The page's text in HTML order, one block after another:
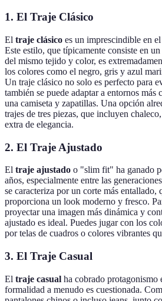
1. El Traje Clásico
El traje clásico es un imprescindible en
Este estilo, que típicamente consiste en
del mismo tejido y color, es
los colores como el negro, gris y azul
Un traje clásico no solo es perfecto para
también se puede adaptar a entornos más
una camiseta y zapatillas. Una opción
trajes de tres piezas, que incluyen
extra de elegancia.
2. El Traje Ajustado
El traje ajustado o "slim fit" ha ganado
años, especialmente entre las
se caracteriza por un corte más entallado,
proporciona un look moderno y fresco.
proyectar una imagen más dinámica y
ajustado es ideal. Puedes jugar con los
por telas de cuadros o colores vibrantes
3. El Traje Casual
El traje casual ha cobrado protagonismo
formalidad a menudo es cuestionada.